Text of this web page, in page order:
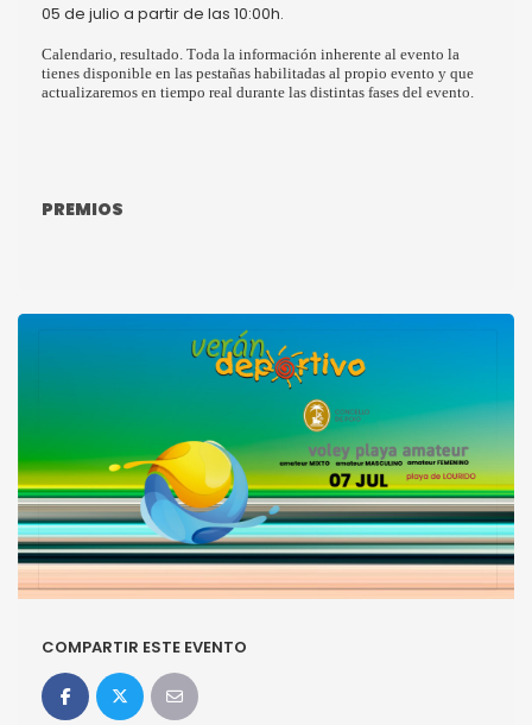
05 de julio a partir de las 10:00h.
Calendario, resultado. Toda la información inherente al evento la
tienes disponible en las pestañas habilitadas al propio evento y que
actualizaremos en tiempo real durante las distintas fases del evento.
PREMIOS
COMPARTIR ESTE EVENTO